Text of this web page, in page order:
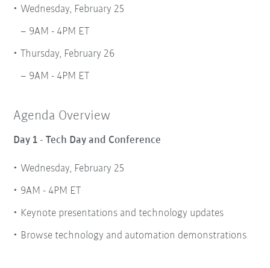
Wednesday, February 25
9AM - 4PM ET
Thursday, February 26
9AM - 4PM ET
Agenda Overview
Day 1 - Tech Day and Conference
Wednesday, February 25
9AM - 4PM ET
Keynote presentations and technology updates
Browse technology and automation demonstrations